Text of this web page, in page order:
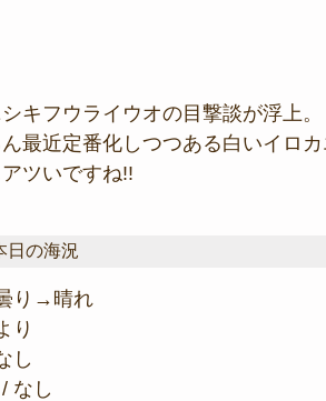
キフウライウオの目撃談が浮上。
最近定番化しつつある白いイロカ
ツいですね!!
日の海況
り→晴れ
り
し
なし